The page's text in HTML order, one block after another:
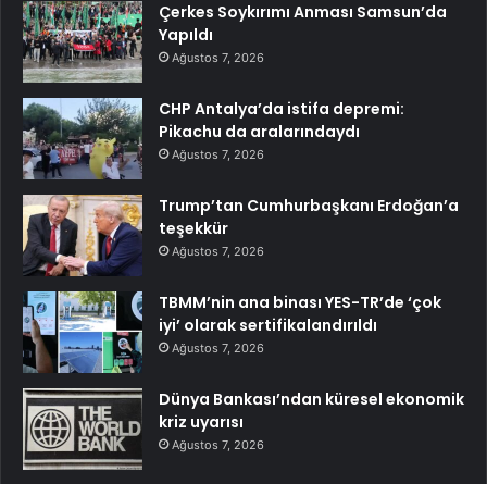
Çerkes Soykırımı Anması Samsun’da
Yapıldı
Ağustos 7, 2026
CHP Antalya’da istifa depremi:
Pikachu da aralarındaydı
Ağustos 7, 2026
Trump’tan Cumhurbaşkanı Erdoğan’a
teşekkür
Ağustos 7, 2026
TBMM’nin ana binası YES-TR’de ‘çok
iyi’ olarak sertifikalandırıldı
Ağustos 7, 2026
Dünya Bankası’ndan küresel ekonomik
kriz uyarısı
Ağustos 7, 2026